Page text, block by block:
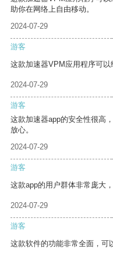
助你在网络上自由移动。
2024-07-29
游客
这款加速器VPM应用程序可以
2024-07-29
游客
这款加速器app的安全性很高
放心。
2024-07-29
游客
这款app的用户群体非常庞大
2024-07-29
游客
这款软件的功能非常全面，可